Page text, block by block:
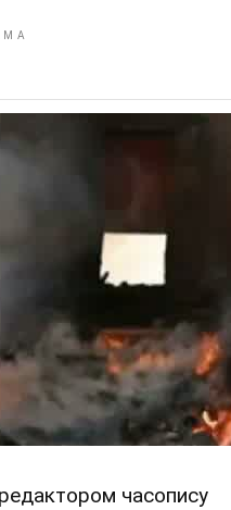
часопису